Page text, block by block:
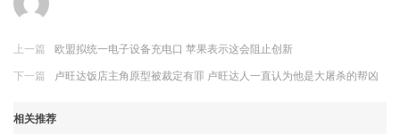
上一篇
欧盟拟统一电子设备充电口 苹果表示这会阻止创新
下一篇
卢旺达饭店主角原型被裁定有罪 卢旺达人一直认为他是大屠杀的帮凶
相关推荐